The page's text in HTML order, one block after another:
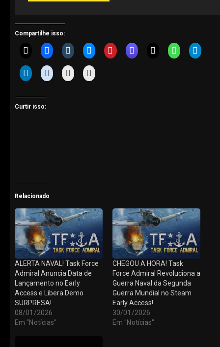
Compartilhe isso:
Curtir isso:
Relacionado
ALERTA NAVAL! Task Force
Admiral Anuncia Data de
Lançamento no Early
Access e Libera Demo
SURPRESA!
08/01/2026
Em "Notícias"
CHEGOU A HORA! Task
Force Admiral Revoluciona a
Guerra Naval da Segunda
Guerra Mundial no Steam
Early Access!
30/01/2026
Em "Notícias"